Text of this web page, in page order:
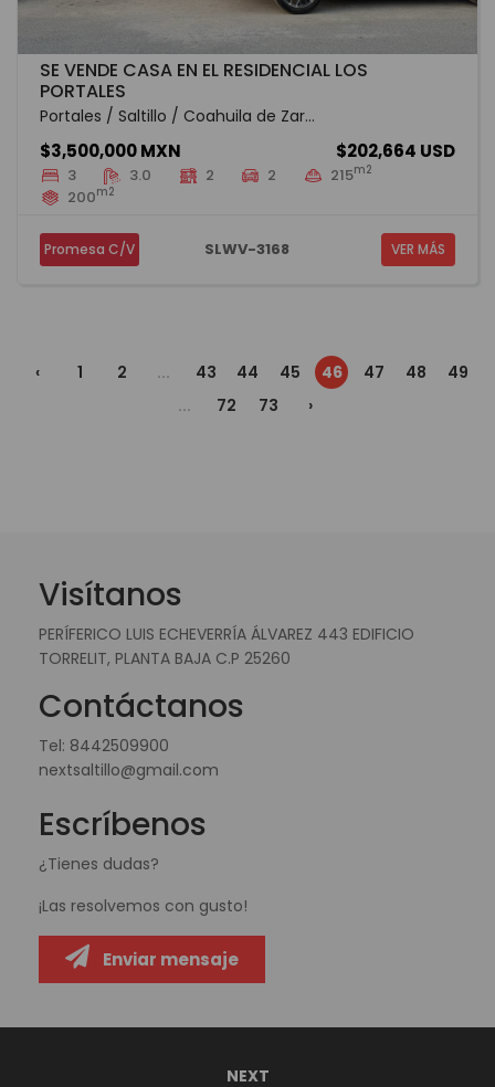
SE VENDE CASA EN EL RESIDENCIAL LOS
PORTALES
Portales / Saltillo / Coahuila de Zar...
$3,500,000 MXN $202,664 USD
3 3.0 2 2 215m2
200m2
Promesa C/V SLWV-3168 VER MÁS
‹ 1 2 ... 43 44 45 46 47 48
49
...
72 73 ›
Visítanos
PERÍFERICO LUIS ECHEVERRÍA ÁLVAREZ 443 EDIFICIO
TORRELIT, PLANTA BAJA C.P 25260
Contáctanos
Tel: 8442509900
nextsaltillo@gmail.com
Escríbenos
¿Tienes dudas?
¡Las resolvemos con gusto!
Enviar mensaje
NEXT